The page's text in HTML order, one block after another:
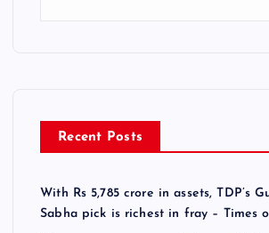
Recent Posts
With Rs 5,785 crore in assets, TDP’s
Sabha pick is richest in fray – Times